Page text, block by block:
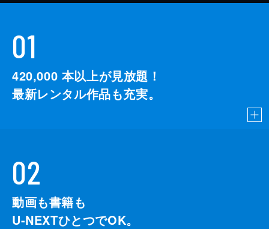
01
420,000 本以上が見放題！
最新レンタル作品も充実。
02
動画も書籍も
U-NEXTひとつでOK。